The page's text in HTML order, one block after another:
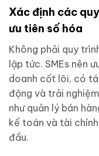
Xác định các
ưu tiên số hóa
Không phải quy
lập tức. SMEs nên
doanh cốt lõi, có
động và trải
như quản lý bán
kế toán và tài
đầu.